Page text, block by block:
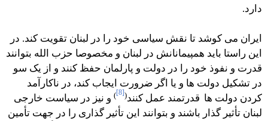
دارد.
ایران می کوشد تا نقش سیاسی خود را در لبنان تقویت کند. در
این راستا باید همپیمانانش در لبنان و مخصوصا حزب الله بتوانند
قدرت و نفوذ خود را در دولت و پارلمان حفظ کنند و از یک سو
در تشکیل دولت ها و یا اگر ضرورت ایجاب کند، در ناکارآمد
کردن دولت ها قدرتمند عمل کنند(
[8]
) و نیز در سیاست خارجی
لبنان تأثیر گذار باشند و بتوانند این تأثیر گذاری را در جهت تأمین